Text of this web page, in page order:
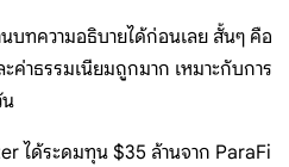
นบทความอธิบายได้ก่อนเลย สั้นๆ คือ
าธรรมเนียมถูกมาก เหมาะกับการ
น
ได้ระดมทุน $35 ล้านจาก ParaFi